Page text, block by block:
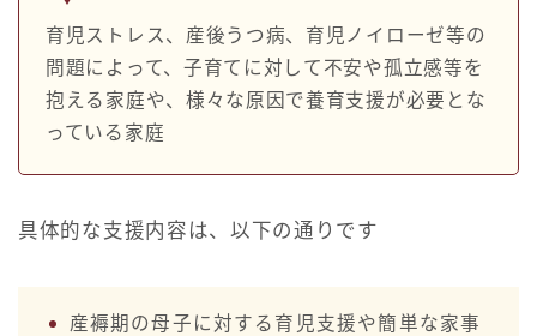
育児ストレス、産後うつ病、育児ノイローゼ等の
問題によって、子育てに対して不安や孤立感等を
抱える家庭や、様々な原因で養育支援が必要とな
っている家庭
具体的な支援内容は、以下の通りです
産褥期の母子に対する育児支援や簡単な家事